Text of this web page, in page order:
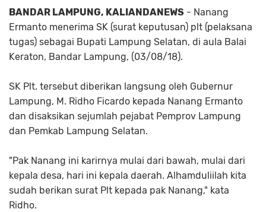
BANDAR LAMPUNG, KALIANDANEWS - Nanang
Ermanto menerima SK (surat keputusan) plt (pelaksana
tugas) sebagai Bupati Lampung Selatan, di aula Balai
Keraton, Bandar Lampung, (03/08/18).
SK Plt. tersebut diberikan langsung oleh Gubernur
Lampung, M. Ridho Ficardo kepada Nanang Ermanto
dan disaksikan sejumlah pejabat Pemprov Lampung
dan Pemkab Lampung Selatan.
"Pak Nanang ini karirnya mulai dari bawah, mulai dari
kepala desa, hari ini kepala daerah. Alhamduliilah kita
sudah berikan surat Plt kepada pak Nanang," kata
Ridho.